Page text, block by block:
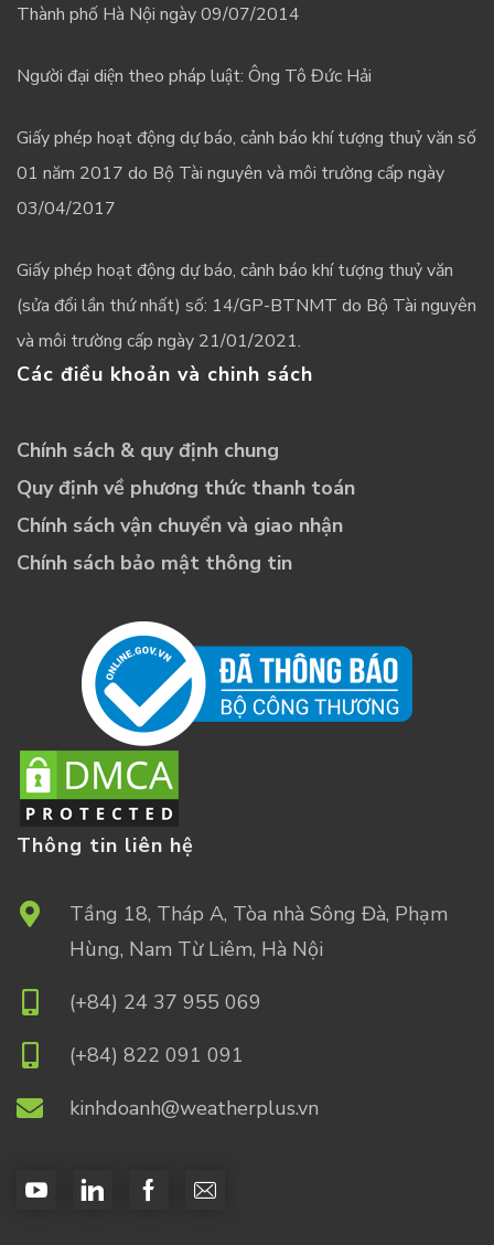
Thành phố Hà Nội ngày 09/07/2014
Người đại diện theo pháp luật: Ông Tô Đức Hải
Giấy phép hoạt động dự báo, cảnh báo khí tượng thuỷ văn số
01 năm 2017 do Bộ Tài nguyên và môi trường cấp ngày
03/04/2017
Giấy phép hoạt động dự báo, cảnh báo khí tượng thuỷ văn
(sửa đổi lần thứ nhất) số: 14/GP-BTNMT do Bộ Tài nguyên
và môi trường cấp ngày 21/01/2021.
Các điều khoản và chinh sách
Chính sách & quy định chung
Quy định về phương thức thanh toán
Chính sách vận chuyển và giao nhận
Chính sách bảo mật thông tin
Thông tin liên hệ
Tầng 18, Tháp A, Tòa nhà Sông Đà, Phạm
Hùng, Nam Từ Liêm, Hà Nội
(+84) 24 37 955 069
(+84) 822 091 091
kinhdoanh@weatherplus.vn